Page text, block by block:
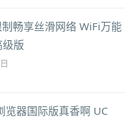
畅享丝滑网络 WiFi万能
版
器国际版真香啊 UC